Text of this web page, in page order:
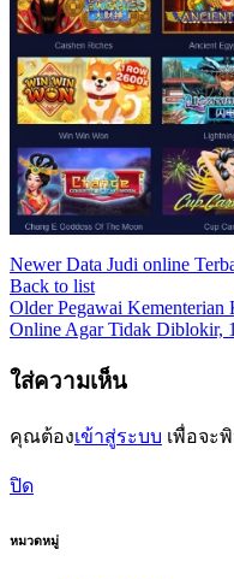
Newer Data Judi online
Back to list
Older Pegawai Kementerian
Online Agar Tidak Diblokir,
ใส่ความเห็น
คุณต้องเข้าสู่ระบบ เพื่อจะ
ปิด
หมวดหมู่